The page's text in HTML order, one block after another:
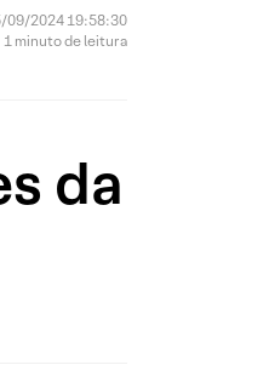
09/2024 19:58:30
1 minuto de leitura
da